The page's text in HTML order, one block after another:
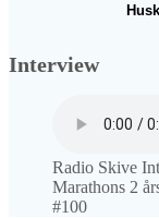
Interview
Radio Skive
Marathons 2
#100